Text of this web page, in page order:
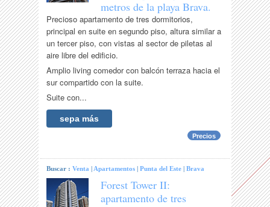
metros de la playa Brava.
Precioso apartamento de tres dormitorios,
principal en suite en segundo piso, altura similar a
un tercer piso, con vistas al sector de piletas al
aire libre del edificio.
Amplio living comedor con balcón terraza hacia el
sur compartido con la suite.
Suite con...
sepa más
Precios
Buscar :Venta |Apartamentos |Punta del Este |Brava
Forest Tower II:
apartamento de tres